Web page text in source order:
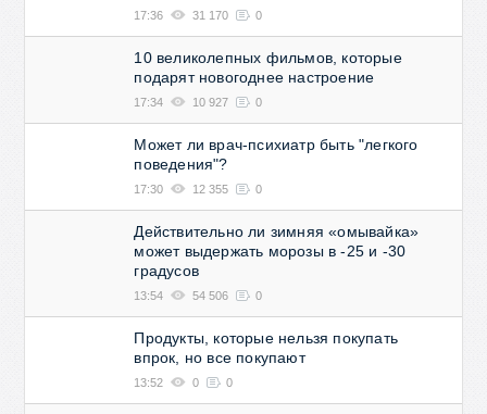
17:36 31 170 0
10 великолепных фильмов, которые
подарят новогоднее настроение
17:34 10 927 0
Может ли врач-психиатр быть "легкого
поведения"?
17:30 12 355 0
Действительно ли зимняя «омывайка»
может выдержать морозы в -25 и -30
градусов
13:54 54 506 0
Продукты, которые нельзя покупать
впрок, но все покупают
13:52 0 0